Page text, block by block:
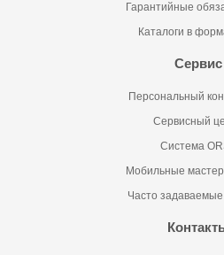
Гарантийные
Каталоги в
Сервис
Персональный
Сервисный
Система
Мобильные
Часто